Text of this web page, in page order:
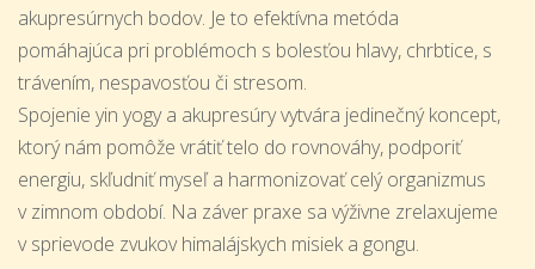
akupresúrnych bodov. Je to efektívna metóda
pomáhajúca pri problémoch s bolesťou hlavy, chrbtice, s
trávením, nespavosťou či stresom.
Spojenie yin yogy a akupresúry vytvára jedinečný koncept,
ktorý nám pomôže vrátiť telo do rovnováhy, podporiť
energiu, skľudniť myseľ a harmonizovať celý organizmus
v zimnom období. Na záver praxe sa výživne zrelaxujeme
v sprievode zvukov himalájskych misiek a gongu.